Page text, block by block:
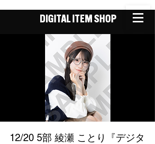
DIGITAL ITEM SHOP
12/20 5部 綾瀬 ことり『デジタ